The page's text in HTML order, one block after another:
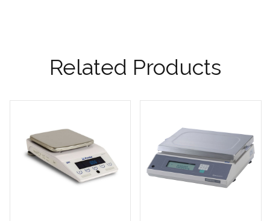
Related Products